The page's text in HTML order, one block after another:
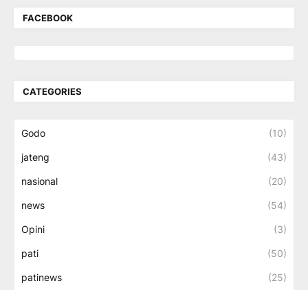
FACEBOOK
CATEGORIES
Godo (10)
jateng (43)
nasional (20)
news (54)
Opini (3)
pati (50)
patinews (25)